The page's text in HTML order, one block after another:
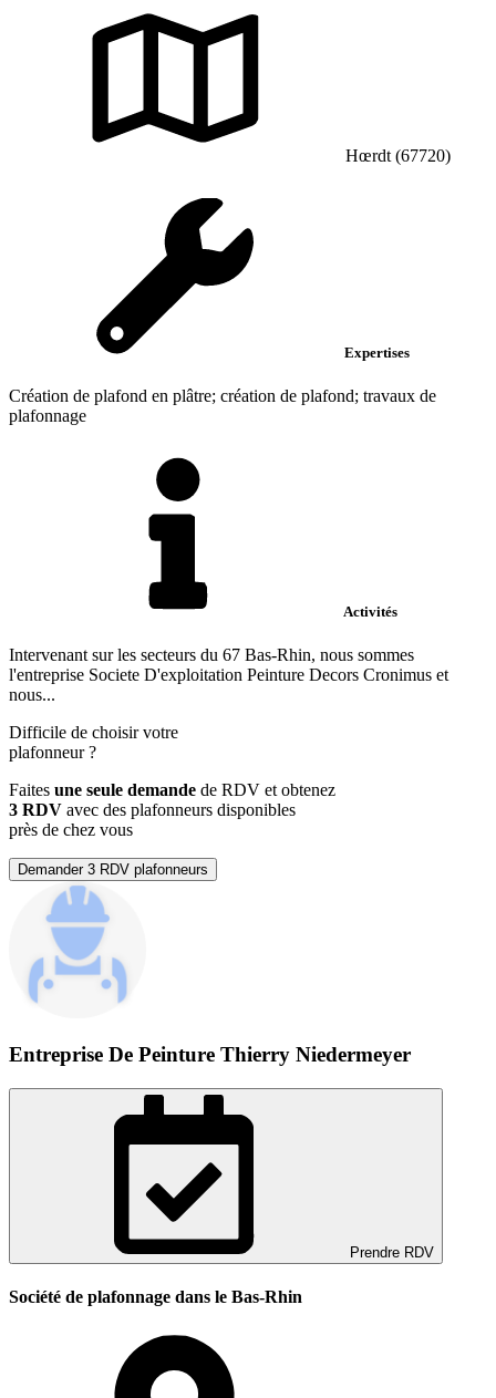
Hœrdt (67720)
Expertises
Création de plafond en plâtre; création de plafond; travaux de
plafonnage
Activités
Intervenant sur les secteurs du 67 Bas-Rhin, nous sommes
l'entreprise Societe D'exploitation Peinture Decors Cronimus et
nous...
Difficile de choisir votre
plafonneur?
Faites une seule demande de RDV et obtenez
3 RDV avec des plafonneurs disponibles
près de chez vous
Demander 3 RDV plafonneurs
Entreprise De Peinture Thierry Niedermeyer
Prendre RDV
Société de plafonnage dans le Bas-Rhin